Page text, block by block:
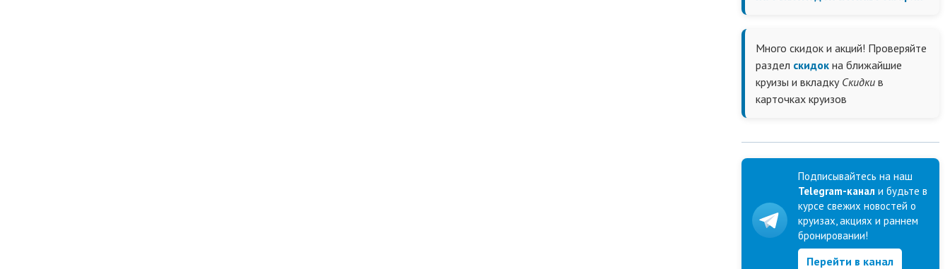
Много скидок и акций! Проверяйте
раздел скидок на ближайшие
круизы и вкладку Скидки в
карточках круизов
Подписывайтесь на наш
Telegram-канал и будьте в
курсе свежих новостей о
круизах, акциях и раннем
бронировании!
Перейти в канал